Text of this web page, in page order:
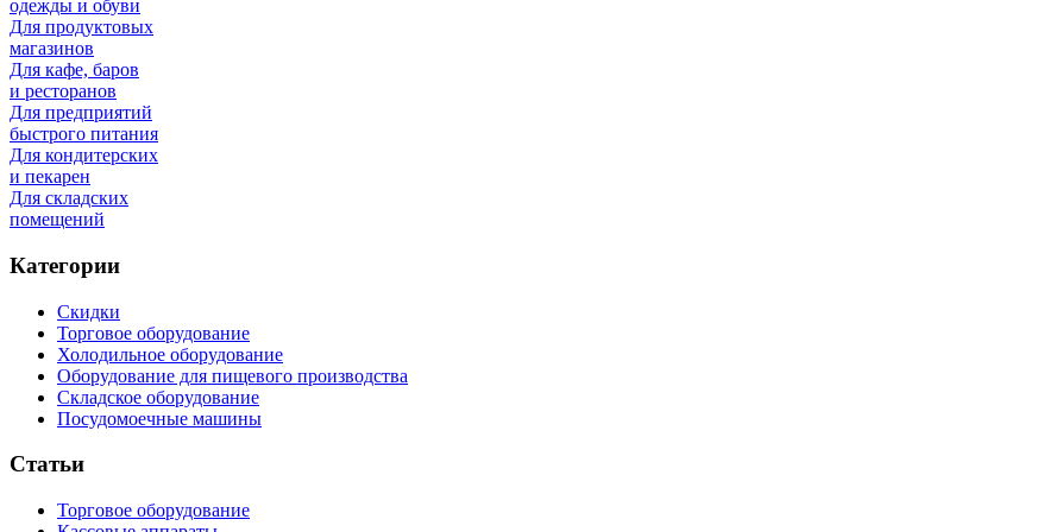
одежды и обуви
Для продуктовых
магазинов
Для кафе, баров
и ресторанов
Для предприятий
быстрого питания
Для кондитерских
и пекарен
Для складских
помещений
Категории
Скидки
Торговое оборудование
Холодильное оборудование
Оборудование для пищевого производства
Складское оборудование
Посудомоечные машины
Статьи
Торговое оборудование